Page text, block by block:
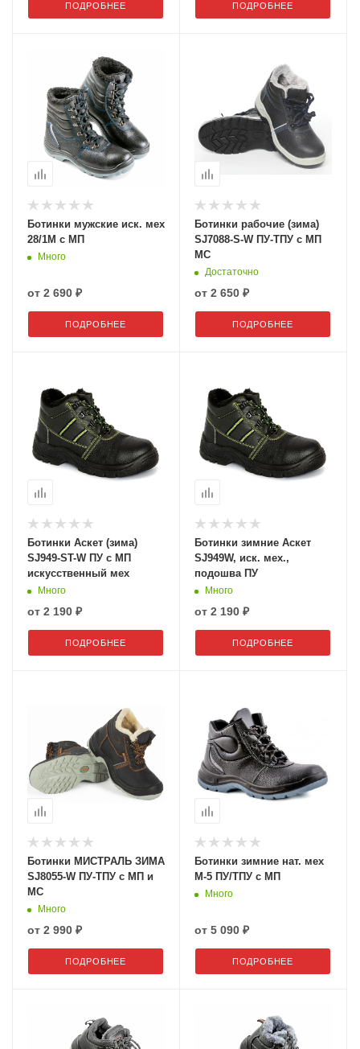
ПОДРОБНЕЕ ПОДРОБНЕЕ
Ботинки мужские иск. мех
28/1М с МП
Много
от 2 690 ₽
ПОДРОБНЕЕ
Ботинки рабочие (зима)
SJ7088-S-W ПУ-ТПУ с МП
МС
Достаточно
от 2 650 ₽
ПОДРОБНЕЕ
Ботинки Аскет (зима)
SJ949-ST-W ПУ с МП
искусственный мех
Много
от 2 190 ₽
ПОДРОБНЕЕ
Ботинки зимние Аскет
SJ949W, иск. мех.,
подошва ПУ
Много
от 2 190 ₽
ПОДРОБНЕЕ
Ботинки МИСТРАЛЬ ЗИМА
SJ8055-W ПУ-ТПУ с МП и
МС
Много
от 2 990 ₽
ПОДРОБНЕЕ
Ботинки зимние нат. мех
М-5 ПУ/ТПУ с МП
Много
от 5 090 ₽
ПОДРОБНЕЕ